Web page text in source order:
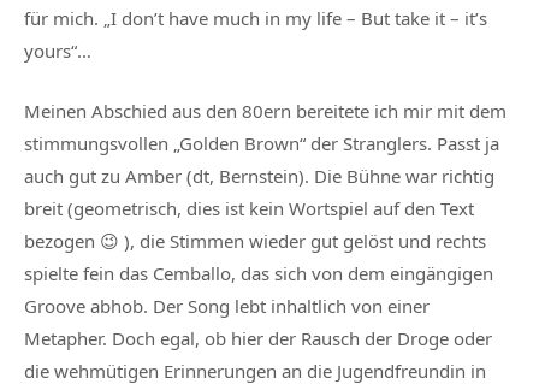
für mich. „I don’t have much in my life – But take it – it’s
yours“…
Meinen Abschied aus den 80ern bereitete ich mir mit dem
stimmungsvollen „Golden Brown“ der Stranglers. Passt ja
auch gut zu Amber (dt, Bernstein). Die Bühne war richtig
breit (geometrisch, dies ist kein Wortspiel auf den Text
bezogen 😉 ), die Stimmen wieder gut gelöst und rechts
spielte fein das Cemballo, das sich von dem eingängigen
Groove abhob. Der Song lebt inhaltlich von einer
Metapher. Doch egal, ob hier der Rausch der Droge oder
die wehmütigen Erinnerungen an die Jugendfreundin in